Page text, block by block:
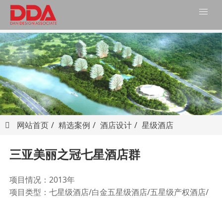
网站首页 精选案例 酒店设计 星级酒店
三亚美丽之冠七星酒店群
项目情况： 2013年
项目类型：七星级酒店/白金五星级酒店/五星级产权酒店/